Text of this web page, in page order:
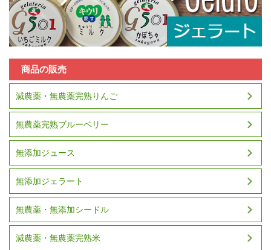
商品の販売
減農薬・無農薬完熟りんご
無農薬完熟ブルーベリー
無添加ジュース
無添加ジェラート
無農薬・無添加シードル
減農薬・無農薬完熟米